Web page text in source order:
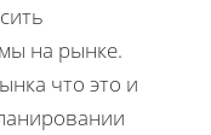
на рынке.
что это и